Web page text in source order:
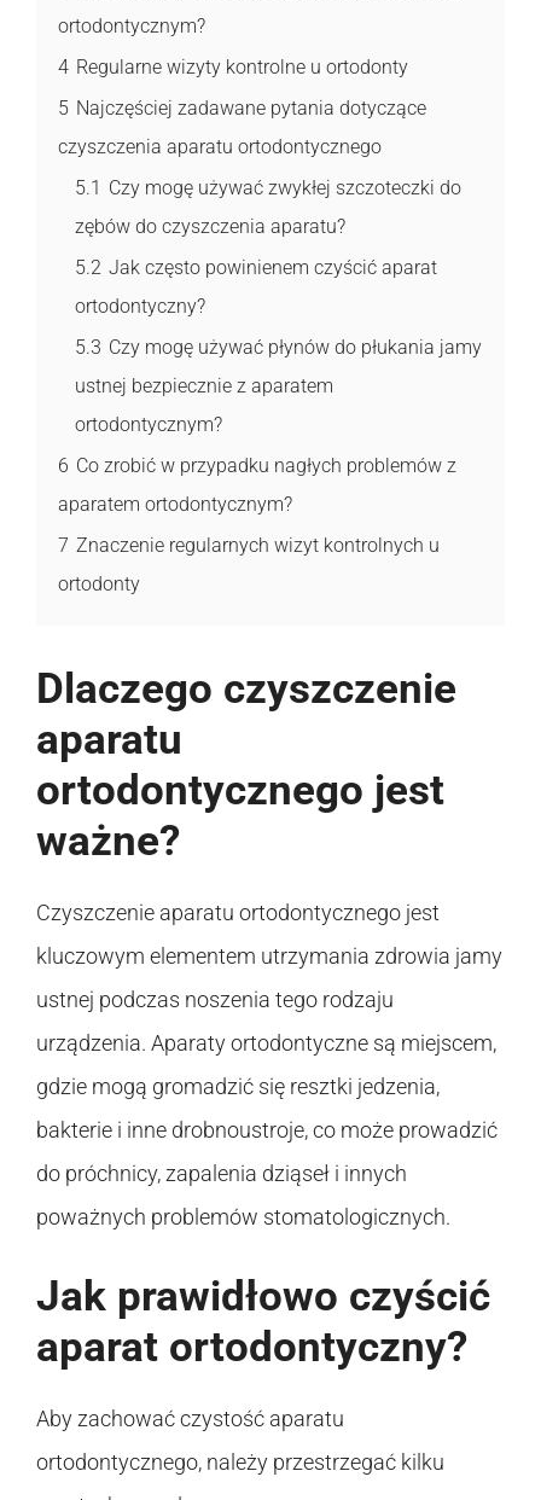
ortodontycznym?
4 Regularne wizyty kontrolne u ortodonty
5 Najczęściej zadawane pytania dotyczące
czyszczenia aparatu ortodontycznego
5.1 Czy mogę używać zwykłej szczoteczki do
zębów do czyszczenia aparatu?
5.2 Jak często powinienem czyścić aparat
ortodontyczny?
5.3 Czy mogę używać płynów do płukania jamy
ustnej bezpiecznie z aparatem
ortodontycznym?
6 Co zrobić w przypadku nagłych problemów z
aparatem ortodontycznym?
7 Znaczenie regularnych wizyt kontrolnych u
ortodonty
Dlaczego czyszczenie
aparatu
ortodontycznego jest
ważne?
Czyszczenie aparatu ortodontycznego jest
kluczowym elementem utrzymania zdrowia jamy
ustnej podczas noszenia tego rodzaju
urządzenia. Aparaty ortodontyczne są miejscem,
gdzie mogą gromadzić się resztki jedzenia,
bakterie i inne drobnoustroje, co może prowadzić
do próchnicy, zapalenia dziąseł i innych
poważnych problemów stomatologicznych.
Jak prawidłowo czyścić
aparat ortodontyczny?
Aby zachować czystość aparatu
ortodontycznego, należy przestrzegać kilku